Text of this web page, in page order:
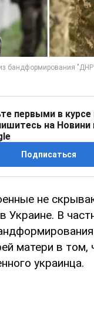
первыми в курсе
на Новини
Подписаться
не
Украине. В
матери в том,
украинца.